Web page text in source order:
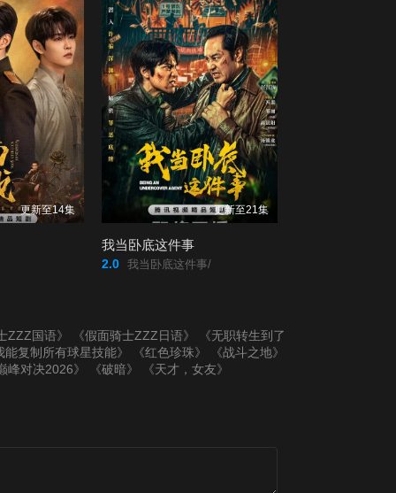
更新至14集 更新至21集
我当卧底这件事
2.0 我当卧底这件事/
ZZZ国语》 《假面骑士ZZZ日语》
《无职转生到了
复制所有球星技能》
《红色珍珠》
《战斗之地》
峰对决2026》
《破暗》 《天才，女友》